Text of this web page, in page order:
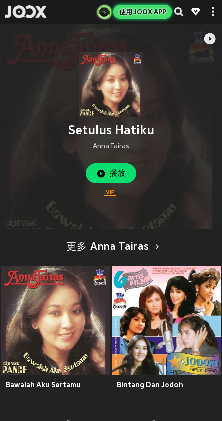
使用 JOOX APP
Setulus Hatiku
Anna Tairas
播放
更多 Anna Tairas
Bawalah Aku Sertamu Bintang Dan Jodoh